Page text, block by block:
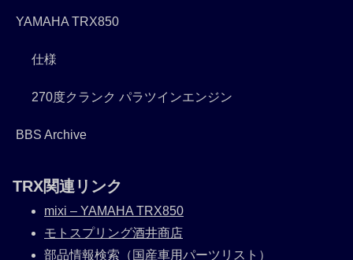
YAMAHA TRX850
仕様
270度クランク パラツインエンジン
BBS Archive
TRX関連リンク
mixi – YAMAHA TRX850
モトスプリング酒井商店
部品情報検索（国産車用パーツリスト）